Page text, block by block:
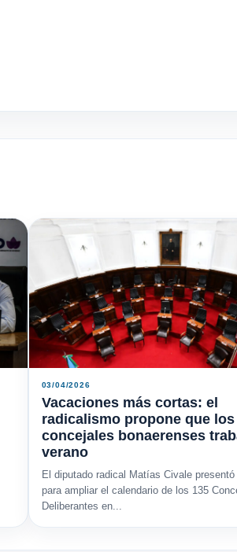
03/04/2026
Vacaciones más cortas: el
radicalismo propone que los
concejales bonaerenses
verano
El diputado radical Matías Civale
para ampliar el calendario de los 135
Deliberantes en...